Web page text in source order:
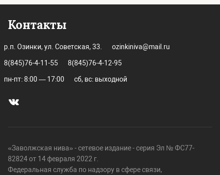
Контакты
р.п. Озинки, ул. Советская, 33. ozinkiniva@mail.ru
8(845)76-4-11-55 8(845)76-4-12-95
пн-пт: 8:00 — 17:00 сб, вс: выходной
«Заволжская нива» - сетевое издание - серия Эл № ФС77-
82824 от 14 февраля 2022 г.
Федеральная служба по надзору в сфере связи,